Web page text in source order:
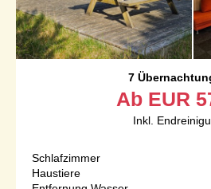
7
Ab EUR
Inkl.
Schlafzimmer
Haustiere